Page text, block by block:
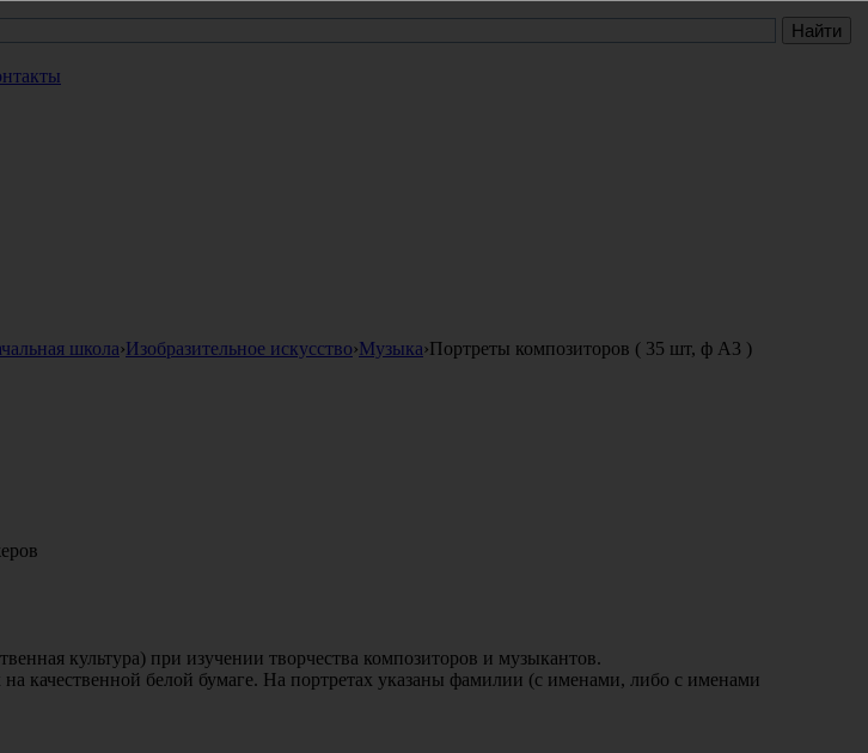
школа›Изобразительное искусство›Музыка›Портреты композиторов ( 35 шт, ф А3 )
культура) при изучении творчества композиторов и музыкантов.
качественной белой бумаге. На портретах указаны фамилии (с именами, либо с именами